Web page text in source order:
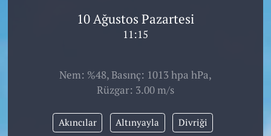
10 Ağustos Pazartesi
11:15
Nem: %48, Basınç: 1013 hpa hPa,
Rüzgar: 3.00 m/s
Akıncılar Altınyayla Divriği